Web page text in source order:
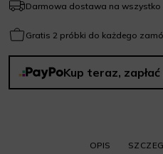
Darmowa dostawa na wszystko
Gratis 2 próbki do każdego
Kup teraz,
OPIS